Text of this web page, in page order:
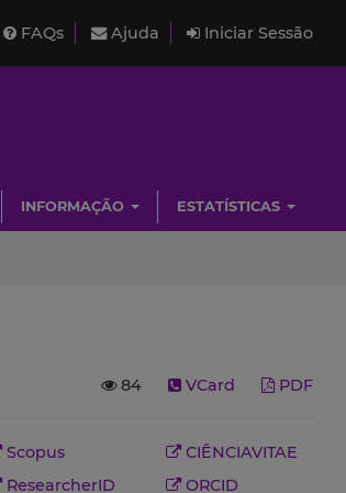
FAQs Ajuda Iniciar Sessão
INFORMAÇÃO ESTATÍSTICAS
84 VCard PDF
Scopus
CIÊNCIAVITAE
ResearcherID
ORCID